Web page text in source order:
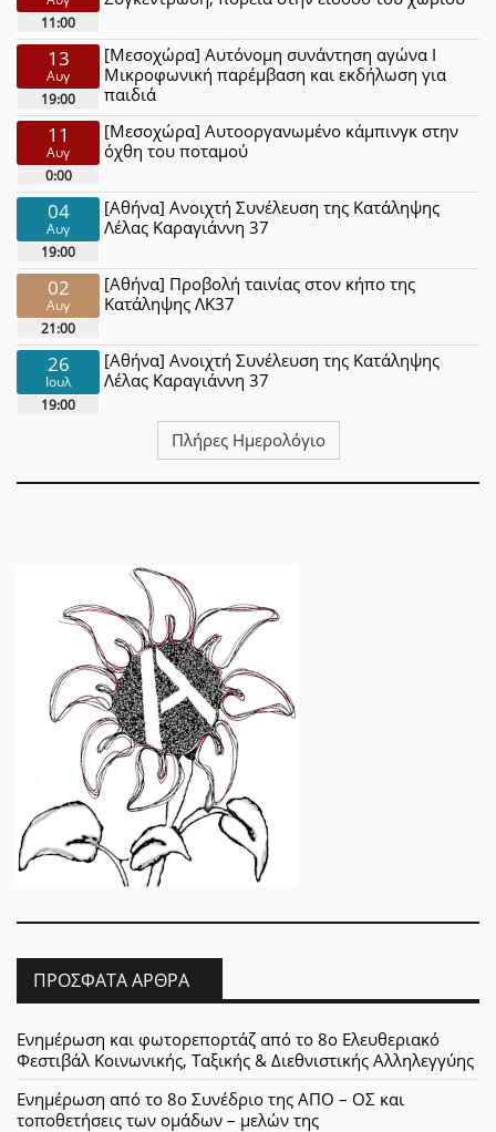
11:00
13
Αυγ
19:00
[Μεσοχώρα] Αυτόνομη συνάντηση αγώνα Ι
Μικροφωνική παρέμβαση και εκδήλωση για
παιδιά
11
Αυγ
0:00
[Μεσοχώρα] Αυτοοργανωμένο κάμπινγκ στην
όχθη του ποταμού
04
Αυγ
19:00
[Αθήνα] Ανοιχτή Συνέλευση της Κατάληψης
Λέλας Καραγιάννη 37
02
Αυγ
21:00
[Αθήνα] Προβολή ταινίας στον κήπο της
Κατάληψης ΛΚ37
26
Ιουλ
19:00
[Αθήνα] Ανοιχτή Συνέλευση της Κατάληψης
Λέλας Καραγιάννη 37
Πλήρες Ημερολόγιο
ΠΡΌΣΦΑΤΑ ΆΡΘΡΑ
Ενημέρωση και φωτορεπορτάζ από το 8ο Ελευθεριακό
Φεστιβάλ Κοινωνικής, Ταξικής & Διεθνιστικής Αλληλεγγύης
Ενημέρωση από το 8ο Συνέδριο της ΑΠΟ – ΟΣ και
τοποθετήσεις των ομάδων – μελών της